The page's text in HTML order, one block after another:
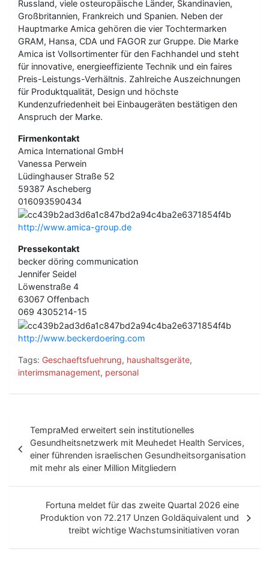
Russland, viele osteuropäische Länder, Skandinavien,
Großbritannien, Frankreich und Spanien. Neben der
Hauptmarke Amica gehören die vier Tochtermarken
GRAM, Hansa, CDA und FAGOR zur Gruppe. Die Marke
Amica ist Vollsortimenter für den Fachhandel und steht
für innovative, energieeffiziente Technik und ein faires
Preis-Leistungs-Verhältnis. Zahlreiche Auszeichnungen
für Produktqualität, Design und höchste
Kundenzufriedenheit bei Einbaugeräten bestätigen den
Anspruch der Marke.
Firmenkontakt
Amica International GmbH
Vanessa Perwein
Lüdinghauser Straße 52
59387 Ascheberg
016093590434
http://www.amica-group.de
Pressekontakt
becker döring communication
Jennifer Seidel
Löwenstraße 4
63067 Offenbach
069 4305214-15
http://www.beckerdoering.com
Tags: Geschaeftsfuehrung, haushaltsgeräte,
interimsmanagement, personal
t
g
TempraMed erweitert sein institutionelles
Gesundheitsnetzwerk mit Meuhedet Health Services,
einer führenden israelischen Gesundheitsorganisation
mit mehr als einer Million Mitgliedern
Fortuna meldet für das zweite Quartal 2026 eine
Produktion von 72.217 Unzen Goldäquivalent und
treibt wichtige Wachstumsinitiativen voran